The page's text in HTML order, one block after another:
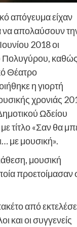
απόγευμα είχαν
να απολαύσουν
2018 οι
Πολυγύρου, καθώς
Θέατρο
η γιορτή
χρονιάς
Ωδείου
τίτλο «Σαν θα
με μουσική».
μουσική
προετοίμασαν
από
και οι συγγενείς